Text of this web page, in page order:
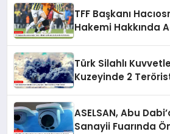
TFF Başkanı
Hakemi Hakkında
Türk Silahlı
Kuzeyinde 2
ASELSAN, Abu
Sanayii Fuarında